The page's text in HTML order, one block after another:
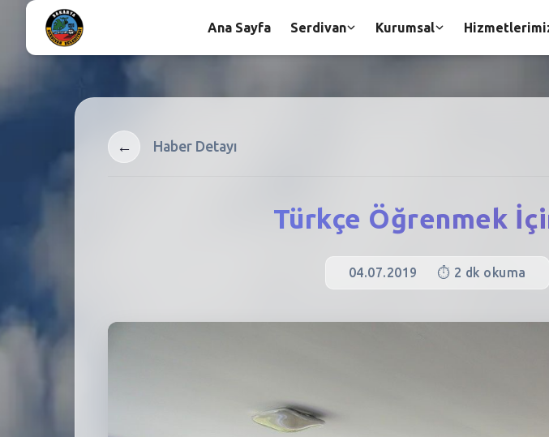
← Haber Detayı
Türkçe Öğrenmek
04.07.2019 ⏱️ 2 dk okuma
Ana Sayfa Serdivan Kurumsal